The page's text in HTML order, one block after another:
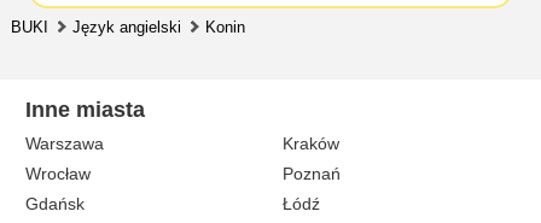
BUKI Język angielski Konin
Inne miasta
Warszawa
Kraków
Wrocław
Poznań
Gdańsk
Łódź